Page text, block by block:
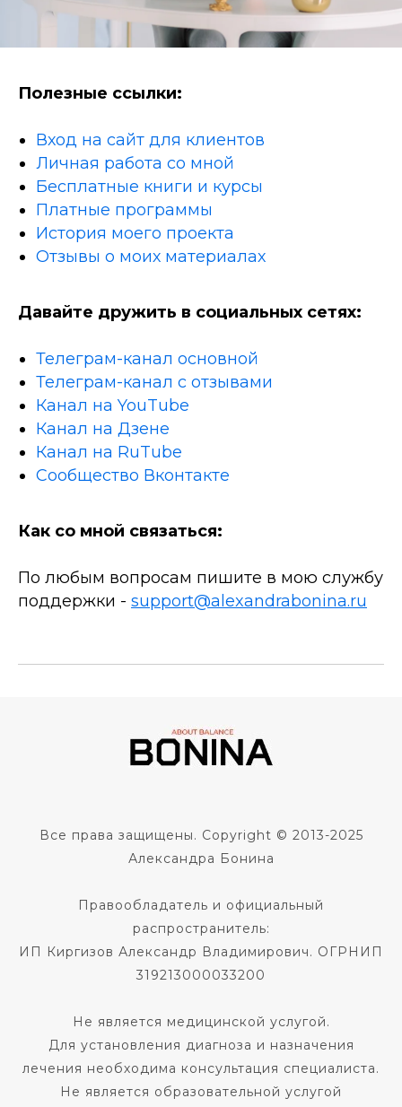
Полезные ссылки:
Вход на сайт для клиентов
Личная работа со мной
Бесплатные книги и курсы
Платные программы
История моего проекта
Отзывы о моих материалах
Давайте дружить в социальных сетях:
Телеграм-канал основной
Телеграм-канал с отзывами
Канал на YouTube
Канал на Дзене
Канал на RuTube
Сообщество Вконтакте
Как со мной связаться:
По любым вопросам пишите в мою службу
поддержки - support@alexandrabonina.ru
Все права защищены. Copyright © 2013-2025
Александра Бонина
Правообладатель и официальный
распространитель:
ИП Киргизов Александр Владимирович. ОГРНИП
319213000033200
Не является медицинской услугой.
Для установления диагноза и назначения
лечения необходима консультация специалиста.
Не является образовательной услугой